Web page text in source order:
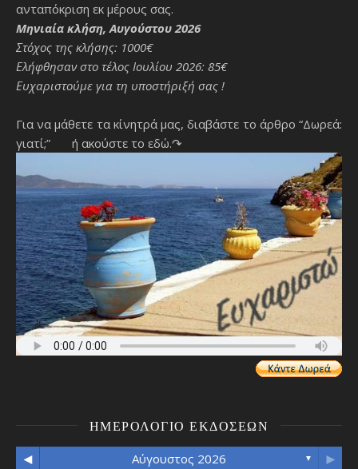
ανταπόκριση εκ μέρους σας.
Μηνιαία κλήση, Αυγούστου 2026
Στόχος της κλήσης: 1000€
Ελήφθησαν στο τέλος Ιουλίου 2026: 85€
Ευχαριστούμε για τη υποστήριξή σας !
Για να μάθετε τα κίνητρά μας, διαβάστε το άρθρο “Δωρεά:
γιατί;”
ή ακούστε το εδώ.↷
ΗΜΕΡΟΛΌΓΙΟ ΕΚΔΌΣΕΩΝ
◄ Αύγουστος 2026 ▼ ►